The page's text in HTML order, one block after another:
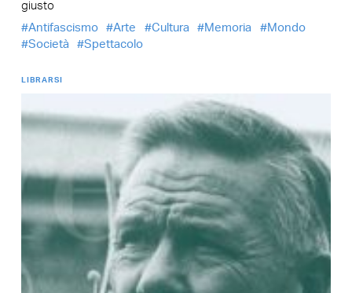
giusto
Antifascismo
Arte Cultura Memoria
Mondo
Società
Spettacolo
LIBRARSI